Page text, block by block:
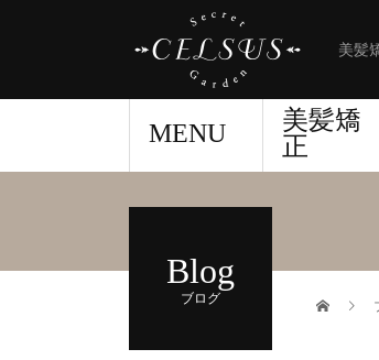
美髪
MENU
美髪矯
正
Blog
ブログ